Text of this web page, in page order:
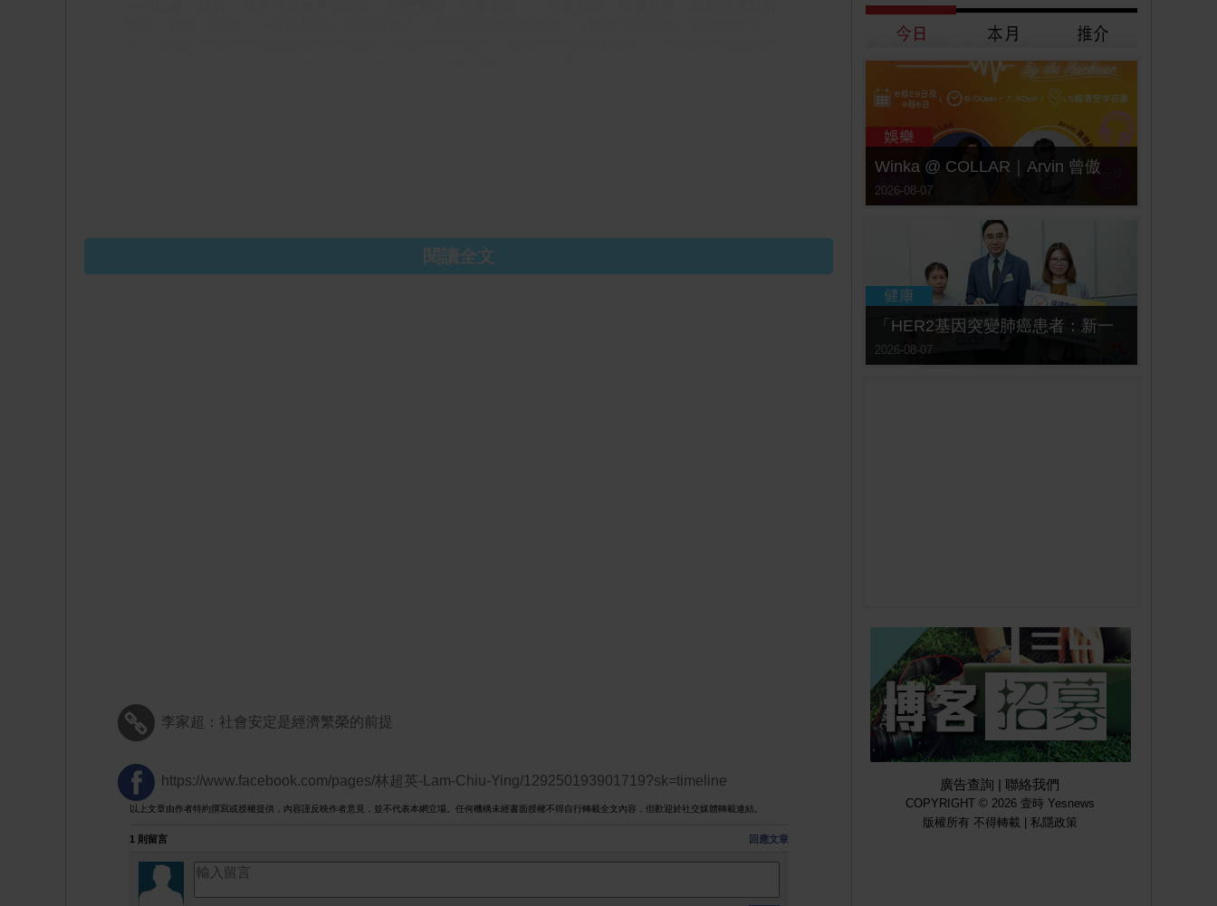
閱讀全文
李家超：社會安定是經濟繁榮的前提
https://www.facebook.com/pages/林超英-Lam-Chiu-Ying/129250193901719?sk=timeline
以上文章由作者特約撰寫或授權提供，內容謹反映作者意見，並不代表本網立場。任何機構未經書面授權不得自行轉載全文內容，但歡迎於社交媒體轉載連結。
1 則留言 回應文章
2026-08-07
2026-08-07
廣告查詢 | 聯絡我們
COPYRIGHT © 2026 壹時 Yesnews
版權所有 不得轉載 | 私隱政策